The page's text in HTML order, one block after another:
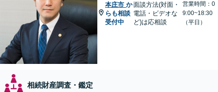
本庄市 か
らも相談
受付中
面談方法(対面・
電話・ビデオな
ど)は応相談
営業時間：0
9:00~18:30
（平日）
相続財産調査・鑑定